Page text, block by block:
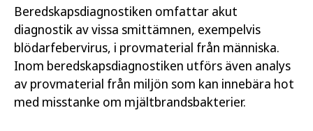
Beredskapsdiagnostiken omfattar akut
diagnostik av vissa smittämnen, exempelvis
blödarfebervirus, i provmaterial från människa.
Inom beredskapsdiagnostiken utförs även analys
av provmaterial från miljön som kan innebära hot
med misstanke om mjältbrandsbakterier.